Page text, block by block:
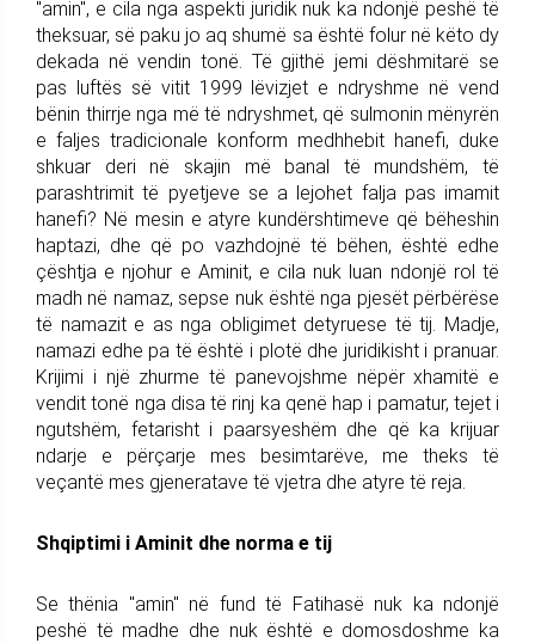
"amin", e cila nga aspekti juridik nuk ka ndonjë peshë të
theksuar, së paku jo aq shumë sa është folur në këto dy
dekada në vendin tonë. Të gjithë jemi dëshmitarë se
pas luftës së vitit 1999 lëvizjet e ndryshme në vend
bënin thirrje nga më të ndryshmet, që sulmonin mënyrën
e faljes tradicionale konform medhhebit hanefi, duke
shkuar deri në skajin më banal të mundshëm, të
parashtrimit të pyetjeve se a lejohet falja pas imamit
hanefi? Në mesin e atyre kundërshtimeve që bëheshin
haptazi, dhe që po vazhdojnë të bëhen, është edhe
çështja e njohur e Aminit, e cila nuk luan ndonjë rol të
madh në namaz, sepse nuk është nga pjesët përbërëse
të namazit e as nga obligimet detyruese të tij. Madje,
namazi edhe pa të është i plotë dhe juridikisht i pranuar.
Krijimi i një zhurme të panevojshme nëpër xhamitë e
vendit tonë nga disa të rinj ka qenë hap i pamatur, tejet i
ngutshëm, fetarisht i paarsyeshëm dhe që ka krijuar
ndarje e përçarje mes besimtarëve, me theks të
veçantë mes gjeneratave të vjetra dhe atyre të reja.
Shqiptimi i Aminit dhe norma e tij
Se thënia "amin" në fund të Fatihasë nuk ka ndonjë
peshë të madhe dhe nuk është e domosdoshme ka